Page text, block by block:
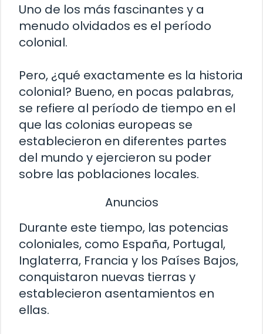
Uno de los más fascinantes y a
menudo olvidados es el período
colonial.
Pero, ¿qué exactamente es la historia
colonial? Bueno, en pocas palabras,
se refiere al período de tiempo en el
que las colonias europeas se
establecieron en diferentes partes
del mundo y ejercieron su poder
sobre las poblaciones locales.
Anuncios
Durante este tiempo, las potencias
coloniales, como España, Portugal,
Inglaterra, Francia y los Países Bajos,
conquistaron nuevas tierras y
establecieron asentamientos en
ellas.